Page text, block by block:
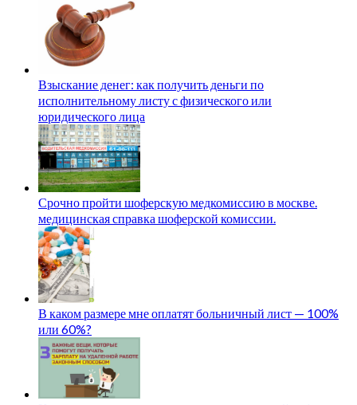
Взыскание денег: как получить деньги по
исполнительному листу с физического или
юридического лица
Срочно пройти шоферскую медкомиссию в москве.
медицинская справка шоферской комиссии.
В каком размере мне оплатят больничный лист — 100%
или 60%?